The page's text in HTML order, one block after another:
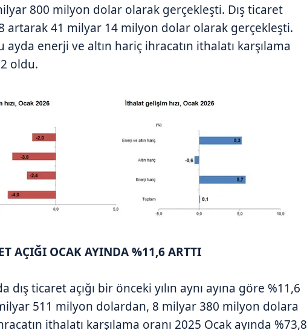
800 milyon dolar olarak gerçekleşti. Dış ticaret
artarak 41 milyar 14 milyon dolar olarak gerçekleşti.
ayda enerji ve altın hariç ihracatın ithalatı karşılama
oldu.
AÇIĞI OCAK AYINDA %11,6 ARTTI
dış ticaret açığı bir önceki yılın aynı ayına göre %11,6
511 milyon dolardan, 8 milyar 380 milyon dolara
ithalatı karşılama oranı 2025 Ocak ayında %73,8